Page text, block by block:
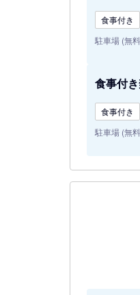
食事付き
駐車場 (無
食事付
食事付き
駐車場 (無